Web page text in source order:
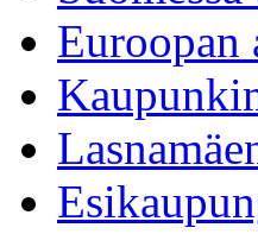
Euroopan